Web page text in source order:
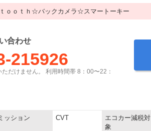
ｏｔｈ☆バックカメラ☆スマートーキー
合わせ
215926
だけません。 利用時間帯 8：00〜22：
ッション CVT
エコカー減税対
象